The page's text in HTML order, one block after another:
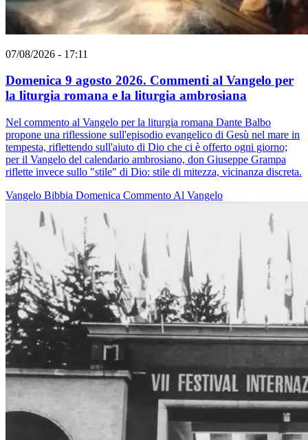
07/08/2026 - 17:11
Domenica 9 agosto 2026. Commenti al Vangelo per
la liturgia romana e la liturgia ambrosiana
Nel commento al Vangelo per la liturgia romana Dante Balbo
propone una riflessione sull'episodio evangelico di Gesù nel mare in
tempesta, riflettendo sull'aiuto di Dio che ci è offerto ogni giorno;
per il Vangelo del calendario ambrosiano, don Giuseppe Grampa
riflette invece sullo "stile" di Dio: stile di mitezza, vicinanza discreta.
Vangelo Bibbia Domenica Commento Al Vangelo